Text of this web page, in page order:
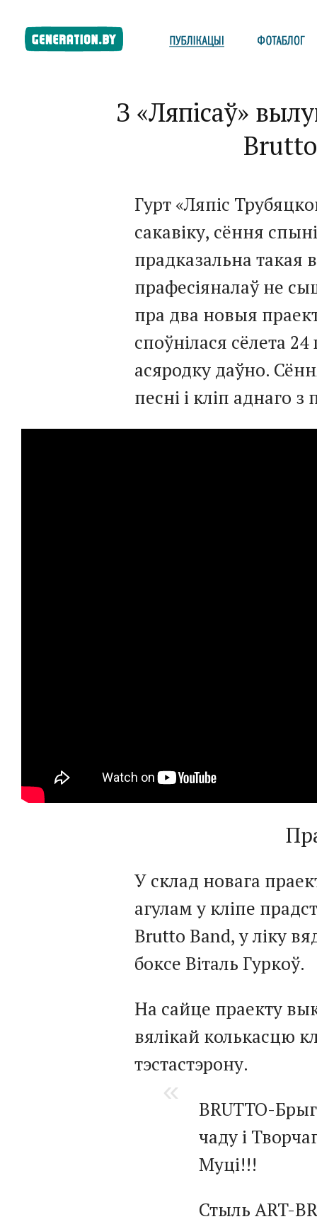
З «Ляпісаў»
Гурт «Ляпіс
сакавіку, сёння
прадказальна такая
прафесіяналаў не
пра два новыя
споўнілася сёлета
асяродку даўно.
песні і кліп аднаго з
У склад новага
агулам у кліпе
Brutto Band, у ліку
боксе Віталь Гуркоў.
На сайце праекту
вялікай колькасцю
тэстастэрону.
BRUTTO-
чаду і
Муці!!!
Стыль ART-